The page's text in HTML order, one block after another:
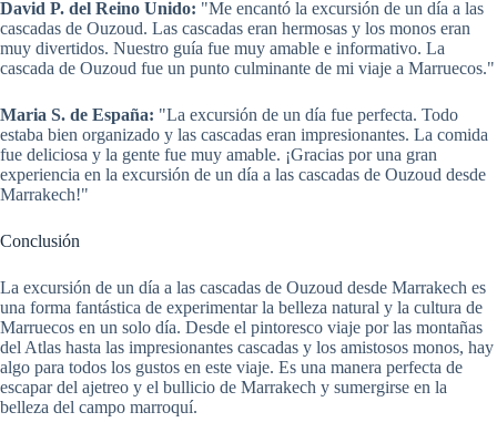
David P. del Reino Unido: "Me encantó la excursión de un día a las
cascadas de Ouzoud. Las cascadas eran hermosas y los monos eran
muy divertidos. Nuestro guía fue muy amable e informativo. La
cascada de Ouzoud fue un punto culminante de mi viaje a Marruecos."
Maria S. de España: "La excursión de un día fue perfecta. Todo
estaba bien organizado y las cascadas eran impresionantes. La comida
fue deliciosa y la gente fue muy amable. ¡Gracias por una gran
experiencia en la excursión de un día a las cascadas de Ouzoud desde
Marrakech!"
Conclusión
La excursión de un día a las cascadas de Ouzoud desde Marrakech es
una forma fantástica de experimentar la belleza natural y la cultura de
Marruecos en un solo día. Desde el pintoresco viaje por las montañas
del Atlas hasta las impresionantes cascadas y los amistosos monos, hay
algo para todos los gustos en este viaje. Es una manera perfecta de
escapar del ajetreo y el bullicio de Marrakech y sumergirse en la
belleza del campo marroquí.